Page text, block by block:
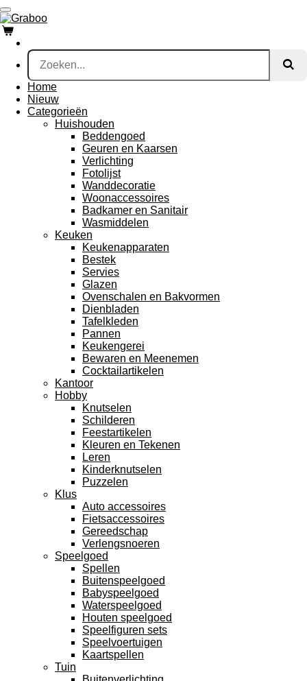
Ga
direct
naar
de
hoofdinhoud
Home
Nieuw
Categorieën
Huishouden
Beddengoed
Geuren en Kaarsen
Verlichting
Fotolijst
Wanddecoratie
Woonaccessoires
Badkamer en Sanitair
Wasmiddelen
Keuken
Keukenapparaten
Bestek
Servies
Glazen
Ovenschalen en Bakvormen
Dienbladen
Tafelkleden
Pannen
Keukengerei
Bewaren en Meenemen
Cocktailartikelen
Kantoor
Hobby
Knutselen
Schilderen
Feestartikelen
Kleuren en Tekenen
Leren
Kinderknutselen
Puzzelen
Klus
Auto accessoires
Fietsaccessoires
Gereedschap
Verlengsnoeren
Speelgoed
Spellen
Buitenspeelgoed
Babyspeelgoed
Waterspeelgoed
Houten speelgoed
Speelfiguren sets
Speelvoertuigen
Kaartspellen
Tuin